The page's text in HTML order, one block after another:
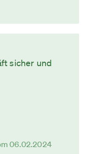
sicher und
06.02.2024